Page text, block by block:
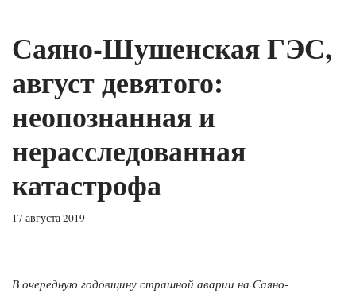
Саяно-Шушенская ГЭС,
август девятого:
неопознанная и
нерасследованная
катастрофа
17 августа 2019
В очередную годовщину страшной аварии на Саяно-